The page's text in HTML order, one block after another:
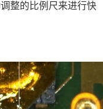
整的比例尺来进行快